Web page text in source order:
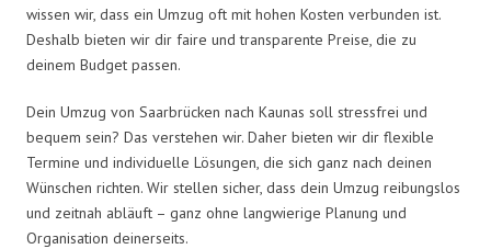
wissen wir, dass ein Umzug oft mit hohen Kosten verbunden ist.
Deshalb bieten wir dir faire und transparente Preise, die zu
deinem Budget passen.
Dein Umzug von Saarbrücken nach Kaunas soll stressfrei und
bequem sein? Das verstehen wir. Daher bieten wir dir flexible
Termine und individuelle Lösungen, die sich ganz nach deinen
Wünschen richten. Wir stellen sicher, dass dein Umzug reibungslos
und zeitnah abläuft – ganz ohne langwierige Planung und
Organisation deinerseits.